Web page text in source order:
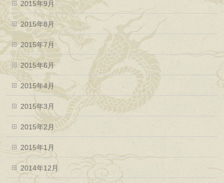
2015年9月
2015年8月
2015年7月
2015年6月
2015年4月
2015年3月
2015年2月
2015年1月
2014年12月